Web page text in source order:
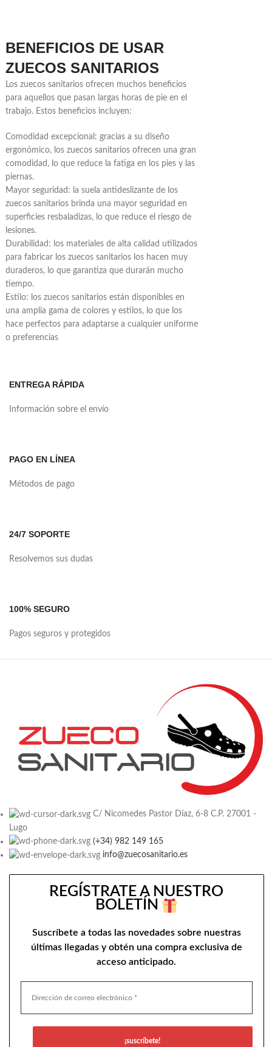
BENEFICIOS DE USAR
ZUECOS SANITARIOS
Los zuecos sanitarios ofrecen muchos beneficios
para aquellos que pasan largas horas de pie en el
trabajo. Estos beneficios incluyen:
Comodidad excepcional: gracias a su diseño
ergonómico, los zuecos sanitarios ofrecen una gran
comodidad, lo que reduce la fatiga en los pies y las
piernas.
Mayor seguridad: la suela antideslizante de los
zuecos sanitarios brinda una mayor seguridad en
superficies resbaladizas, lo que reduce el riesgo de
lesiones.
Durabilidad: los materiales de alta calidad utilizados
para fabricar los zuecos sanitarios los hacen muy
duraderos, lo que garantiza que durarán mucho
tiempo.
Estilo: los zuecos sanitarios están disponibles en
una amplia gama de colores y estilos, lo que los
hace perfectos para adaptarse a cualquier uniforme
o preferencias
ENTREGA RÁPIDA
Información sobre el envío
PAGO EN LÍNEA
Métodos de pago
24/7 SOPORTE
Resolvemos sus dudas
100% SEGURO
Pagos seguros y protegidos
C/ Nicomedes Pastor Díaz, 6-8 C.P. 27001 -
Lugo
(+34) 982 149 165
info@zuecosanitario.es
REGÍSTRATE A NUESTRO
BOLETÍN
Suscríbete a todas las novedades sobre nuestras
últimas llegadas y obtén una compra exclusiva de
acceso anticipado.